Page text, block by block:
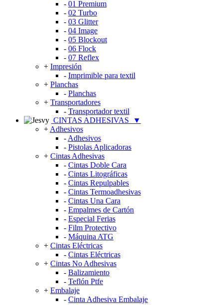
- 01 Premium
- 02 Turbo
- 03 Glitter
- 04 Image
- 05 Blockout
- 06 Flock
- 07 Reflex
+ Impresión
- Imprimible para textil
+ Planchas
- Planchas
+ Transportadores
- Transportador textil
CINTAS ADHESIVAS
▼
+ Adhesivos
- Adhesivos
- Pistolas Aplicadoras
+ Cintas Adhesivas
- Cintas Doble Cara
- Cintas Litográficas
- Cintas Repulpables
- Cintas Termoadhesivas
- Cintas Una Cara
- Empalmes de Cartón
- Especial Ferias
- Film Protectivo
- Máquina ATG
+ Cintas Eléctricas
- Cintas Eléctricas
+ Cintas No Adhesivas
- Balizamiento
- Teflón Ptfe
+ Embalaje
- Cinta Adhesiva Embalaje